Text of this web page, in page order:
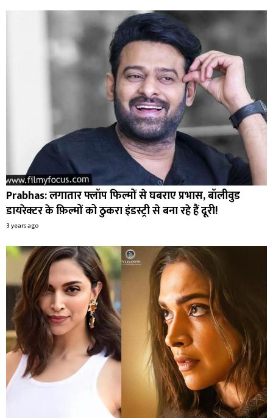
Prabhas: लगातार फ्लॉप फिल्मों से घबराए प्रभास, बॉलीवुड
डायरेक्टर के फ़िल्मों को ठुकरा इंडस्ट्री से बना रहे हैं दूरी!
3 years ago